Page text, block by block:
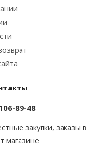
89-48
закупки, заказы в
магазине